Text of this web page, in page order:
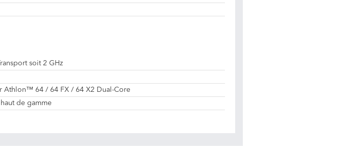
soit 2 GHz
Athlon™ 64 / 64 FX / 64 X2 Dual-Core
de gamme